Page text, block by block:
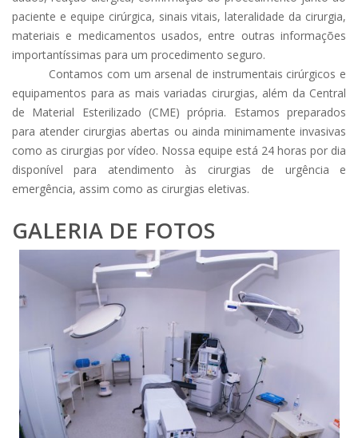
paciente e equipe cirúrgica, sinais vitais, lateralidade da cirurgia,
materiais e medicamentos usados, entre outras informações
importantíssimas para um procedimento seguro.
Contamos com um arsenal de instrumentais cirúrgicos e
equipamentos para as mais variadas cirurgias, além da Central
de Material Esterilizado (CME) própria. Estamos preparados
para atender cirurgias abertas ou ainda minimamente invasivas
como as cirurgias por vídeo. Nossa equipe está 24 horas por dia
disponível para atendimento às cirurgias de urgência e
emergência, assim como as cirurgias eletivas.
GALERIA DE FOTOS